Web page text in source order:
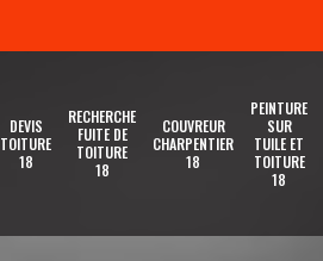
DEVIS
TOITURE
18
RECHERCHE
FUITE DE
TOITURE
18
COUVREUR
CHARPENTIER
18
PEINTURE
SUR
TUILE ET
TOITURE
18